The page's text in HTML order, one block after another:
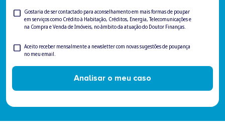
Consentimento
para
contactado
Gostaria de ser contactado para aconselhamento em mais formas de poupar
em serviços como Crédito à Habitação, Créditos, Energia, Telecomunicações e
na Compra e Venda de Imóveis, no âmbito da atuação do Doutor Finanças.
Newsletter
Aceito receber mensalmente a newsletter com novas sugestões de poupança
no meu email.
Analisar o meu caso